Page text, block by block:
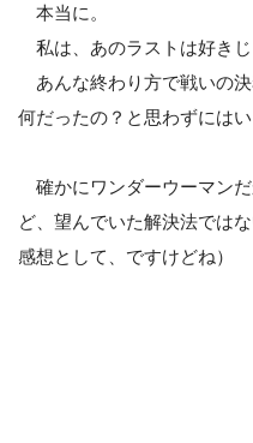
本当に。
私は、あのラストは好きじ
あんな終わり方で戦いの
何だったの？と思わずにはい
確かにワンダーウーマン
ど、望んでいた解決法では
感想として、ですけどね）